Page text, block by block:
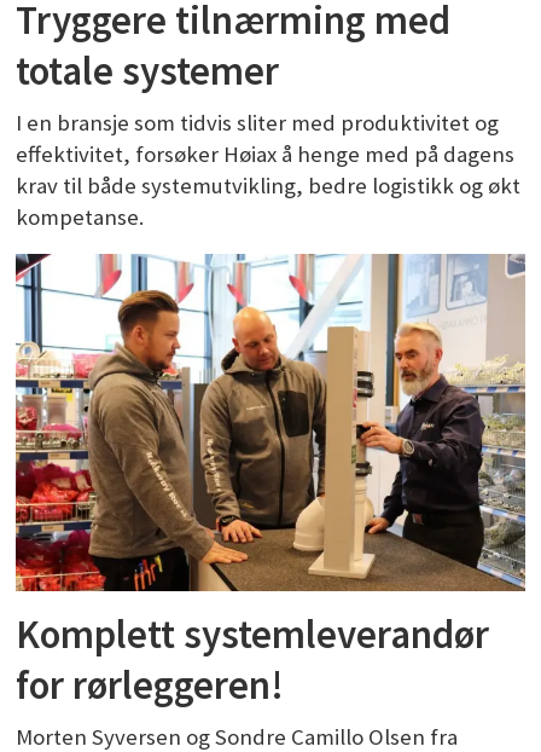
Tryggere tilnærming med
totale systemer
I en bransje som tidvis sliter med produktivitet og
effektivitet, forsøker Høiax å henge med på dagens
krav til både systemutvikling, bedre logistikk og økt
kompetanse.
Komplett systemleverandør
for rørleggeren!
Morten Syversen og Sondre Camillo Olsen fra